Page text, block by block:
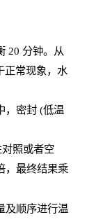
20 分钟。从
正常现象，水
，密封(低温
照或者空
，最终结果乘
及顺序进行温